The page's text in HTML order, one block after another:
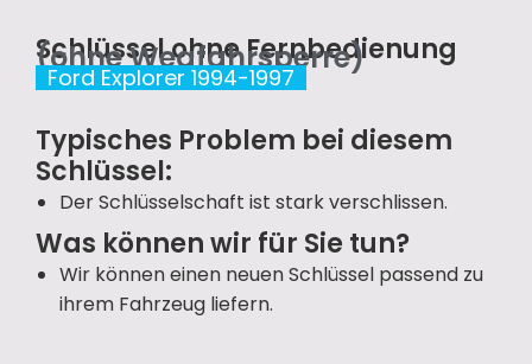
Schlüssel ohne Fernbedienung
(ohne Wegfahrsperre)
Ford Explorer 1994-1997
Typisches Problem bei diesem
Schlüssel:
Der Schlüsselschaft ist stark verschlissen.
Was können wir für Sie tun?
Wir können einen neuen Schlüssel passend zu
ihrem Fahrzeug liefern.